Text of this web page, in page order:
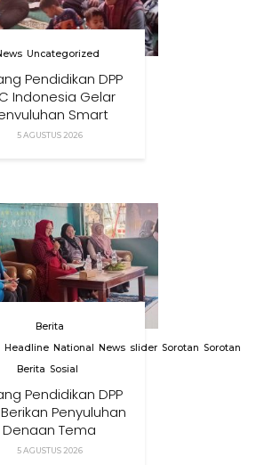
Uncategorized
Pendidikan DPP
Indonesia Gelar
Smart
Parenting Di Desa
5 AGUSTUS 2026
Berita
Headline National News slider Sorotan Sorotan
Berita Sosial
Pendidikan DPP
Penyuluhan
Dengan Tema
Peran
5 AGUSTUS 2026